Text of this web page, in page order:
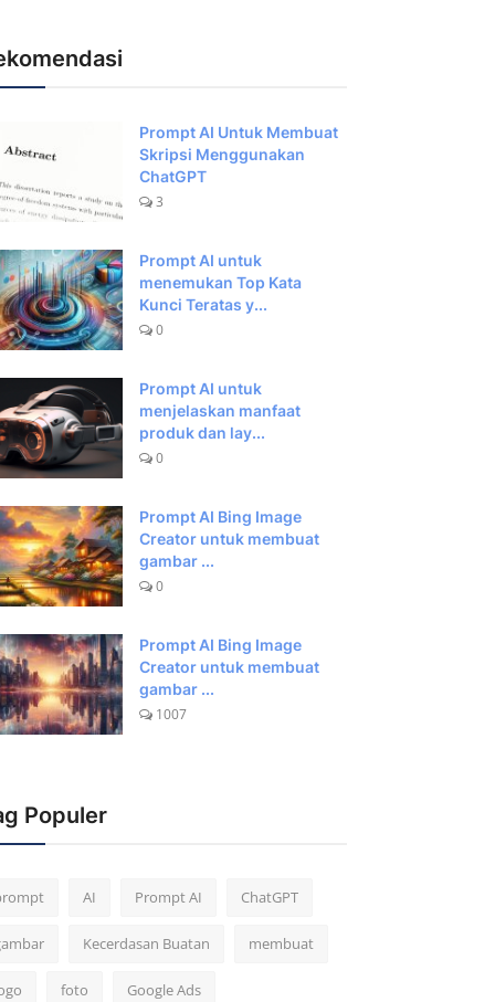
Prompt AI Untuk Membuat
Skripsi Menggunakan
ChatGPT
3
Prompt AI untuk
menemukan Top Kata
Kunci Teratas y...
0
Prompt AI untuk
menjelaskan manfaat
produk dan lay...
0
Prompt AI Bing Image
Creator untuk membuat
gambar ...
0
Prompt AI Bing Image
Creator untuk membuat
gambar ...
1007
Populer
AI Prompt AI ChatGPT
Kecerdasan Buatan membuat
foto Google Ads